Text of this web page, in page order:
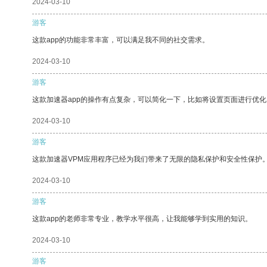
2024-03-10
游客
这款app的功能非常丰富，可以满足我不同的社交需求。
2024-03-10
游客
这款加速器app的操作有点复杂，可以简化一下，比如将设置页面进行优
2024-03-10
游客
这款加速器VPM应用程序已经为我们带来了无限的隐私保护和安全性保护
2024-03-10
游客
这款app的老师非常专业，教学水平很高，让我能够学到实用的知识。
2024-03-10
游客